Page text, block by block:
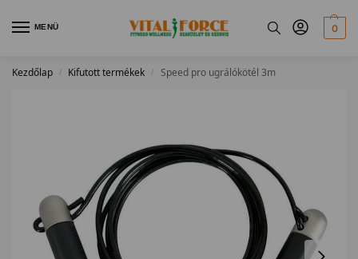
MENÜ 0
Kezdőlap / Kifutott termékek / Speed pro ugrálókötél 3m